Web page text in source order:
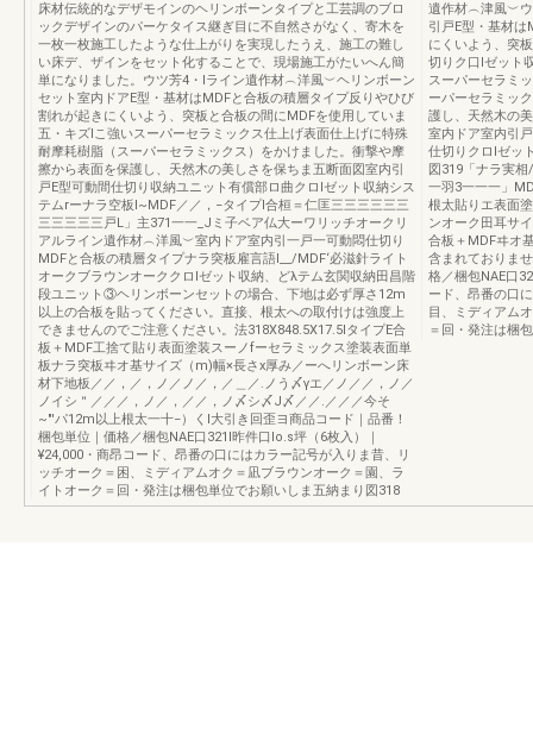
床材伝統的なデザモインのヘリンボーンタイプと工芸調のブロ
ックデザインのパーケタイス継ぎ目に不自然さがなく、寄木を
一枚一枚施工したような仕上がりを実現したうえ、施工の難し
い床デ、ザインをセット化することで、現場施工がたいへん簡
単になりました。ウツ芳4・lライン遺作材︵洋風︶ヘリンボーン
セット室内ドアE型・基材はMDFと合板の積層タイプ反りやひび
割れが起きにくいよう、突板と合板の間にMDFを使用していま
五・キズlこ強いスーパーセラミックス仕上げ表面仕上げに特殊
耐摩耗樹脂（スーパーセラミックス）をかけました。衝撃や摩
擦から表面を保護し、天然木の美しさを保ちま五断面図室内引
戸E型可動間仕切り収納ユニット有償部ロ曲クロlゼット収納シス
テムrーナラ空板I~MDF／／，−タイプI合桓＝仁匡三三三三三三
三三三三三戸L」主371一一_Jミ子ベア仏大ーワリッチオークリ
アルライン遺作材︵洋風︶室内ドア室内引一戸一可動悶仕切り
MDFと合板の積層タイプナラ突板雇言語l__/MDF‘必滋針ライト
オークブラウンオーククロlゼット収納、どλテム玄関収納田昌階
段ユニット③ヘリンボーンセットの場合、下地は必ず厚さ12m
以上の合板を貼ってください。直接、根太への取付けは強度上
できませんのでご注意ください。法318X848.5X17.5IタイプE合
板＋MDF工捨て貼り表面塗装スーノfーセラミックス塗装表面単
板ナラ突板ヰオ基サイズ（m)幅×長さx厚み／ーへリンボーン床
材下地板／／，／，ノ／ノ／，／＿／.ノう〆γエ／ノ／／，ノ／
ノイシ＂／／／，ノ／，／／，ノ〆シ〆J〆／／.／／／今そ
~"'パ12m以上根太一十−）くI大引き回歪ヨ商品コード｜品番！
梱包単位｜価格／梱包NAE口321I昨件口Io.s坪（6枚入）｜
¥24,000・商昂コード、昂番の口にはカラー記号が入りま昔、リ
ッチオーク＝困、ミディアムオク＝凪ブラウンオーク＝園、ラ
イトオーク＝回・発注は梱包単位でお願いしま五納まり図318
遺作材︵津風︶
引戸E型・基材
にくいよう、突
切りク口lゼット
スーパーセラミ
ーパーセラミッ
護し、天然木の
室内ドア室内引
仕切りクロlゼッ
図319「ナラ実
一羽3一一一」
根太貼りエ表面
ンオーク田耳サ
合板＋MDFヰオ
含まれておりま
格／梱包NAE口
ード、昂番の口
目、ミディアム
＝回・発注は梱